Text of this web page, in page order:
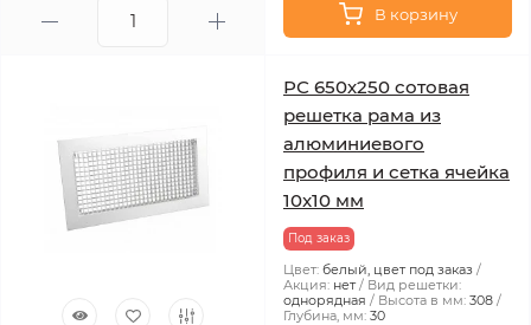
В корзину
РС 650х250 сотовая
решетка рама из
алюминиевого
профиля и сетка ячейка
10x10 мм
Под заказ
Цвет: белый, цвет под заказ
Акция: нет
Вид решетки:
однорядная
Высота в мм: 308
Глубина, мм: 30